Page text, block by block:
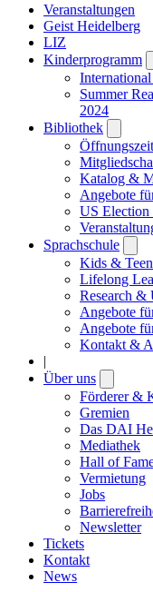
Veranstaltungen
Geist Heidelberg
LIZ
Kinderprogramm
Summer
2024
Bibliothek
Katalog &
Angebote
US
Sprachschule
Kids &
Lifelong
Research
Angebote
Angebote
Kontakt &
|
Über uns
submenu
Förderer &
Gremien
Das DAI
Mediathek
Hall of
Vermietung
Jobs
Newsletter
Tickets
Kontakt
News